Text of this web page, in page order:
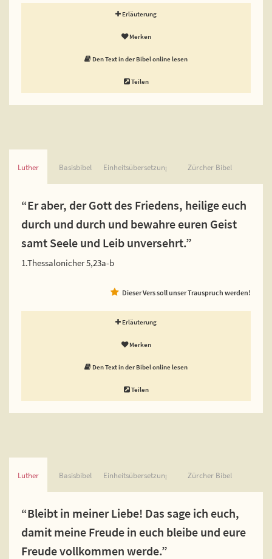
Erläuterung
Merken
Den Text in der Bibel online lesen
Teilen
Luther Basisbibel Einheitsübersetzung Zürcher Bibel
“Er aber, der Gott des Friedens, heilige euch
durch und durch und bewahre euren Geist
samt Seele und Leib unversehrt.”
1.Thessalonicher 5,23a-b
Dieser Vers soll unser Trauspruch werden!
Erläuterung
Merken
Den Text in der Bibel online lesen
Teilen
Luther Basisbibel Einheitsübersetzung Zürcher Bibel
“Bleibt in meiner Liebe! Das sage ich euch,
damit meine Freude in euch bleibe und eure
Freude vollkommen werde.”